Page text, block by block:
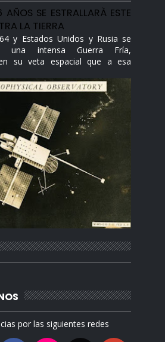
AÑOS SE ESTRALLARÀ ESTE
LA TIERRA
y Estados Unidos y Rusia se
una intensa Guerra Fría,
su veta espacial que a esa
por las siguientes redes